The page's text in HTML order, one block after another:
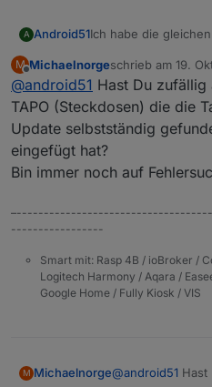
A Android51Ich habe die
023-10-18
2023-10-18
2023-10-18
2023-10-18
2023-10-18
2023-10-18
2023-10-18
2023-10-18
M
Offline
Michaelnorgeschrieb am 19.
zuletzt editiert
@android51 Hast Du zufällig
TAPO (Steckdosen) die die
Update selbstständig
eingefügt hat?
Bin immer noch auf
-----------------
Smart mit: Rasp 4B / ioBroker /
Logitech Harmony / Aqara /
Google Home / Fully Kiosk / VIS
M Michaelnorge@android51 Hast